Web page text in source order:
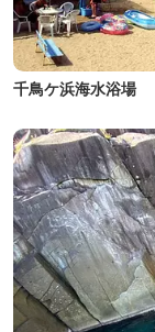
千鳥ケ浜海水浴場